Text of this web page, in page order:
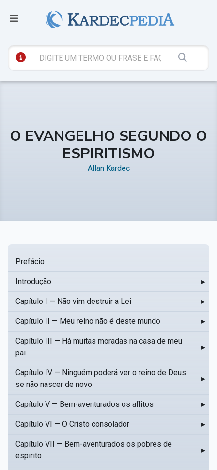
O EVANGELHO SEGUNDO O
ESPIRITISMO
Allan Kardec
Prefácio
Introdução ▸
Capítulo I — Não vim destruir a Lei ▸
Capítulo II — Meu reino não é deste mundo ▸
Capítulo III — Há muitas moradas na casa de meu
pai
▸
Capítulo IV — Ninguém poderá ver o reino de Deus
se não nascer de novo
▸
Capítulo V — Bem-aventurados os aflitos ▸
Capítulo VI — O Cristo consolador ▸
Capítulo VII — Bem-aventurados os pobres de
espírito
▸